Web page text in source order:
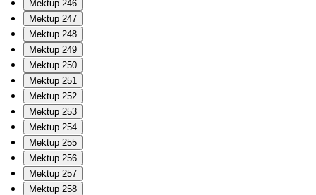
Mektup 246
Mektup 247
Mektup 248
Mektup 249
Mektup 250
Mektup 251
Mektup 252
Mektup 253
Mektup 254
Mektup 255
Mektup 256
Mektup 257
Mektup 258